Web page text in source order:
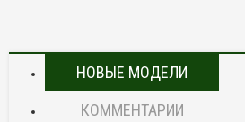
НОВЫЕ МОДЕЛИ
КОММЕНТАРИИ